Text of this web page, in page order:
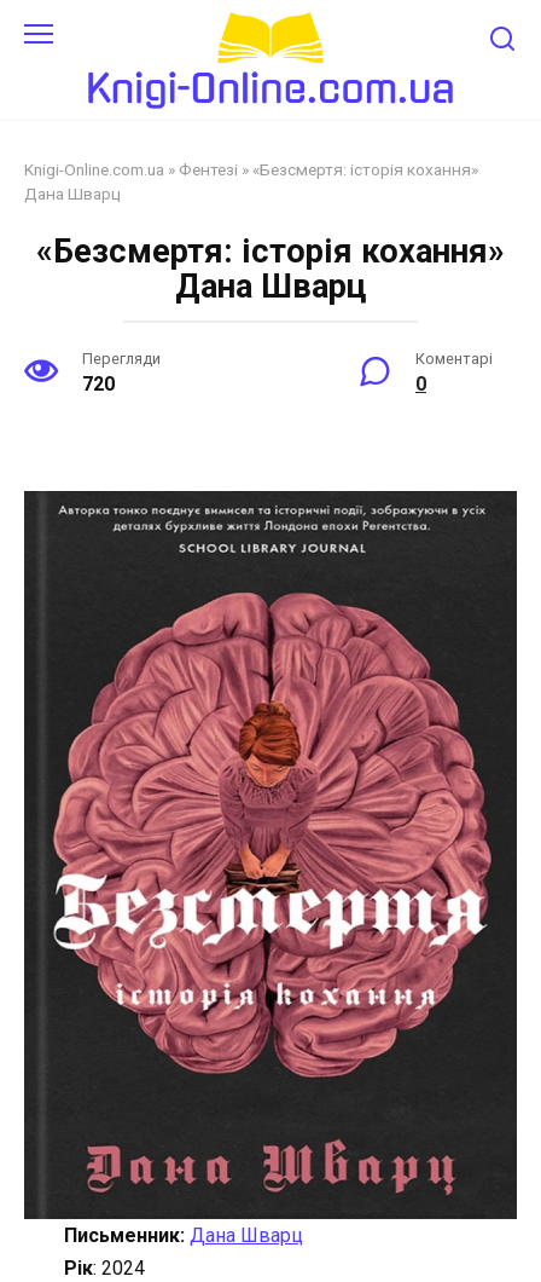
Knigi-Online.com.ua » Фентезі » «Безсмертя: історія кохання»
Дана Шварц
«Безсмертя: історія кохання»
Дана Шварц
Перегляди
720
Коментарі
0
Письменник: Дана Шварц
Рік: 2024